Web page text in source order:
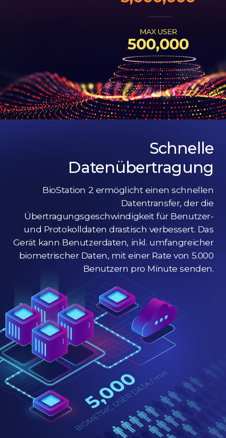
Schnelle
Datenübertragung
BioStation 2 ermöglicht einen schnellen
Datentransfer, der die
Übertragungsgeschwindigkeit für Benutzer-
und Protokolldaten drastisch verbessert. Das
Gerät kann Benutzerdaten, inkl. umfangreicher
biometrischer Daten, mit einer Rate von 5.000
Benutzern pro Minute senden.